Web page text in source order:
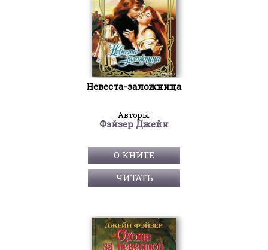
Невеста-заложница
Авторы:
Фэйзер Джейн
О КНИГЕ
ЧИТАТЬ